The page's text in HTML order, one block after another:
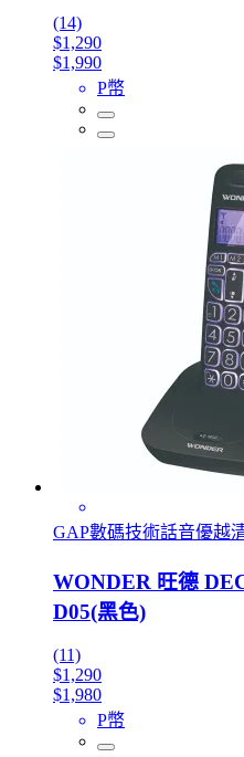
(14)
$1,290
$1,990
P幣
GAP數碼技術話音優越
WONDER 旺德
D05(黑色)
(11)
$1,290
$1,980
P幣